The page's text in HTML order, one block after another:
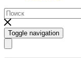
Toggle navigation